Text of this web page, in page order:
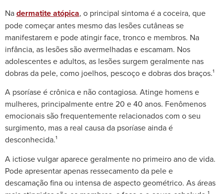
Nadermatite atópica, o principal sintoma é a coceira, que
pode começar antes mesmo das lesões cutâneas se
manifestarem e pode atingir face, tronco e membros. Na
infância, as lesões são avermelhadas e escamam. Nos
adolescentes e adultos, as lesões surgem geralmente nas
dobras da pele, como joelhos, pescoço e dobras dos braços.¹
A psoríase é crônica e não contagiosa. Atinge homens e
mulheres, principalmente entre 20 e 40 anos. Fenômenos
emocionais são frequentemente relacionados com o seu
surgimento, mas a real causa da psoríase ainda é
desconhecida.¹
A ictiose vulgar aparece geralmente no primeiro ano de vida.
Pode apresentar apenas ressecamento da pele e
descamação fina ou intensa de aspecto geométrico. As áreas